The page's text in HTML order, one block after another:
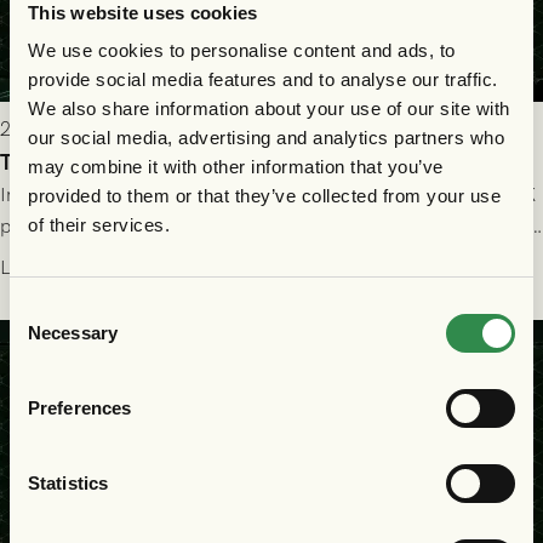
This website uses cookies
We use cookies to personalise content and ads, to
provide social media features and to analyse our traffic.
We also share information about your use of our site with
our social media, advertising and analytics partners who
may combine it with other information that you’ve
provided to them or that they’ve collected from your use
of their services.
Selection
Necessary
Preferences
Statistics
2026-07-25 19:00
Truppen till GAIS - Halmstads BK 26/7
Imorgon söndag spelar GAIS herrar hemma mot Halmstads BK
på Gamla Ullevi med avspark kl 16.30! Fredrik Holmberg och
ledarstaben har tagit ut följande trupp till matchen:
Läs mer